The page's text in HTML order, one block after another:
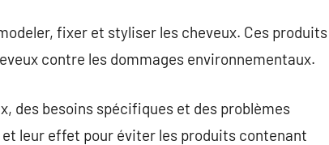
fixer et styliser les cheveux. Ces produits
contre les dommages environnementaux.
des besoins spécifiques et des problèmes
leur effet pour éviter les produits contenant